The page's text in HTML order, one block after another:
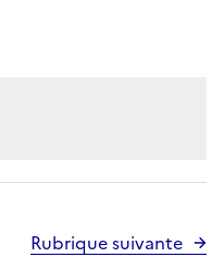
Rubrique suivante